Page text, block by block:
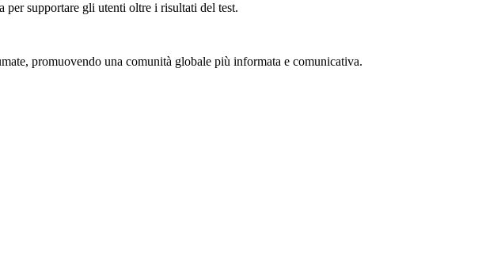
supportare gli utenti oltre i risultati del test.
promuovendo una comunità globale più informata e comunicativa.